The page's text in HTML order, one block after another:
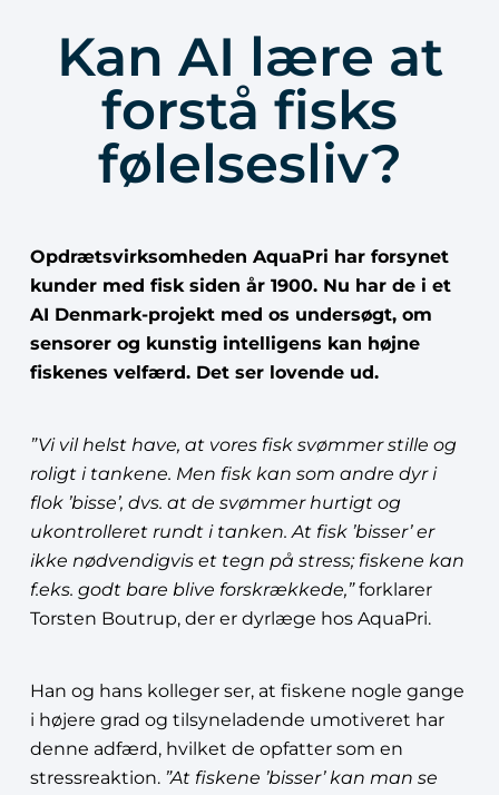
Kan AI lære at
forstå fisks
følelsesliv?
Opdrætsvirksomheden AquaPri har forsynet
kunder med fisk siden år 1900. Nu har de i et
AI Denmark-projekt med os undersøgt, om
sensorer og kunstig intelligens kan højne
fiskenes velfærd. Det ser lovende ud.
”Vi vil helst have, at vores fisk svømmer stille og
roligt i tankene. Men fisk kan som andre dyr i
flok ’bisse’, dvs. at de svømmer hurtigt og
ukontrolleret rundt i tanken. At fisk ’bisser’ er
ikke nødvendigvis et tegn på stress; fiskene kan
f.eks. godt bare blive forskrækkede,”forklarer
Torsten Boutrup, der er dyrlæge hos AquaPri.
Han og hans kolleger ser, at fiskene nogle gange
i højere grad og tilsyneladende umotiveret har
denne adfærd, hvilket de opfatter som en
stressreaktion. ”At fiskene ’bisser’ kan man se